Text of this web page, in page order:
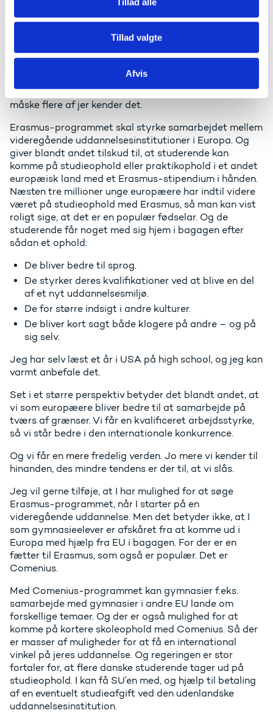
Tillad valgte
Afvis
Forskning er vigtig for Europas fremtid. Og det er
uddannelse i den grad også.
Det bringer mig til den tredje historie om den mest
populære 25-årige europæer. Eller måske mere korrekt
taler om Erasmus-programmet, som vi i år har fejret,
fordi det er præcis 25 år siden, det startede. Jeg tror
måske flere af jer kender det.
Erasmus-programmet skal styrke samarbejdet mellem
videregående uddannelsesinstitutioner i Europa. Og
giver blandt andet tilskud til, at studerende kan
komme på studieophold eller praktikophold i et andet
europæisk land med et Erasmus-stipendium i hånden.
Næsten tre millioner unge europæere har indtil videre
været på studieophold med Erasmus, så man kan vist
roligt sige, at det er en populær fødselar. Og de
studerende får noget med sig hjem i bagagen efter
sådan et ophold:
De bliver bedre til sprog.
De styrker deres kvalifikationer ved at blive en del
af et nyt uddannelsesmiljø.
De for større indsigt i andre kulturer.
De bliver kort sagt både klogere på andre – og på
sig selv.
Jeg har selv læst et år i USA på high school, og jeg kan
varmt anbefale det.
Set i et større perspektiv betyder det blandt andet, at
vi som europæere bliver bedre til at samarbejde på
tværs af grænser. Vi får en kvalificeret arbejdsstyrke,
så vi står bedre i den internationale konkurrence.
Og vi får en mere fredelig verden. Jo mere vi kender til
hinanden, des mindre tendens er der til, at vi slås.
Jeg vil gerne tilføje, at I har mulighed for at søge
Erasmus-programmet, når I starter på en
videregående uddannelse. Men det betyder ikke, at I
som gymnasieelever er afskåret fra at komme ud i
Europa med hjælp fra EU i bagagen. For der er en
fætter til Erasmus, som også er populær. Det er
Comenius.
Med Comenius-programmet kan gymnasier f.eks.
samarbejde med gymnasier i andre EU lande om
forskellige temaer. Og der er også mulighed for at
komme på kortere skoleophold med Comenius. Så der
er masser af muligheder for at få en international
vinkel på jeres uddannelse. Og regeringen er stor
fortaler for, at flere danske studerende tager ud på
studieophold. I kan få SU’en med, og hjælp til betaling
af en eventuelt studieafgift ved den udenlandske
uddannelsesinstitution.